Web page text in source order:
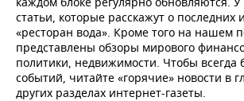
статьи, которые расскажут о последних
«ресторан вода». Кроме того на нашем
представлены обзоры мирового
политики, недвижимости. Чтобы всегда
событий, читайте «горячие» новости в
других разделах интернет-газеты.